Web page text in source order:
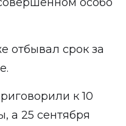
отбывал срок за
к 10
а 25 сентября